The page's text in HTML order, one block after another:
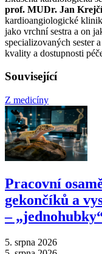
prof. MUDr. Jan
kardioangiologické
jako vrchní sestra a on
specializovaných sester
kvality a dostupnosti
Související
Z medicíny
Pracovní
gekončíků a
–⁠
5. srpna 2026